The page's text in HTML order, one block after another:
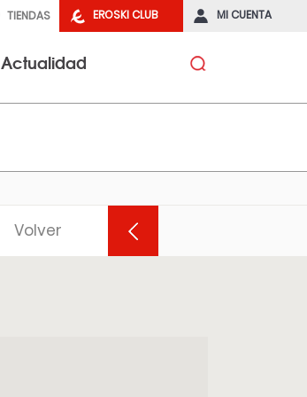
EROSKI CLUB MI CUENTA
TIENDAS
Actualidad
Volver